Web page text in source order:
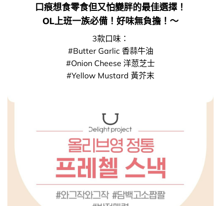
口痕想食零食但又怕變胖的最佳選擇！
OL上班一族必備！好味無負擔！～
3款口味：
#Butter Garlic 香蒜牛油
#Onion Cheese 洋䓤芝士
#Yellow Mustard 黃芥末